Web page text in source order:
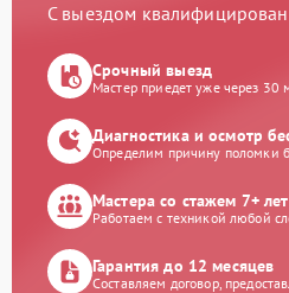
С выездом
Срочный выезд
Мастер приедет уже через 30
Диагностика и осмотр
Определим причину поломки
Мастера со стажем 7+ лет
Работаем с техникой любой
Гарантия до 12 месяцев
Составляем договор,